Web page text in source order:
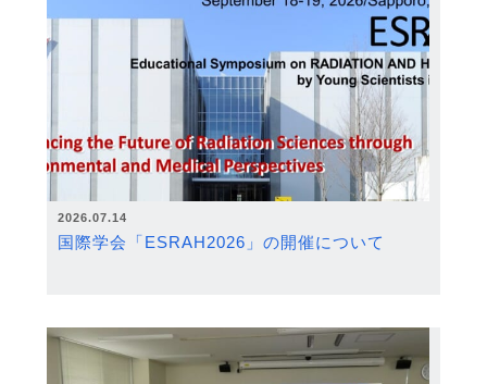
2026.07.14
国際学会「ESRAH2026」の開催について